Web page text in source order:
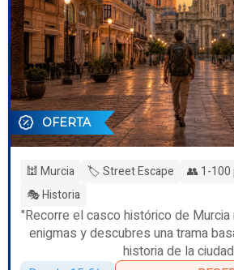
OFERTA
🕍 Murcia 🏷️ Street Escape 👥 1-100
🎭 Historia
"Recorre el casco histórico de
enigmas y descubres una trama
historia de la